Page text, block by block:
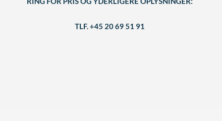
TLF. +45 20 69 51 91